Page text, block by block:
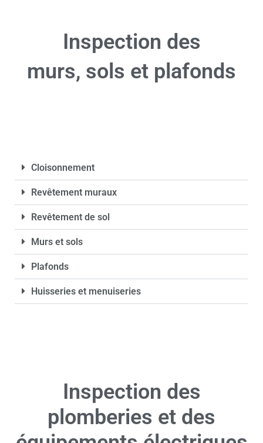
Inspection des
murs, sols et plafonds
Cloisonnement
Revêtement muraux
Revêtement de sol
Murs et sols
Plafonds
Huisseries et menuiseries
Inspection des
plomberies et des